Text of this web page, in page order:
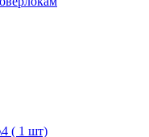
( 1 шт)